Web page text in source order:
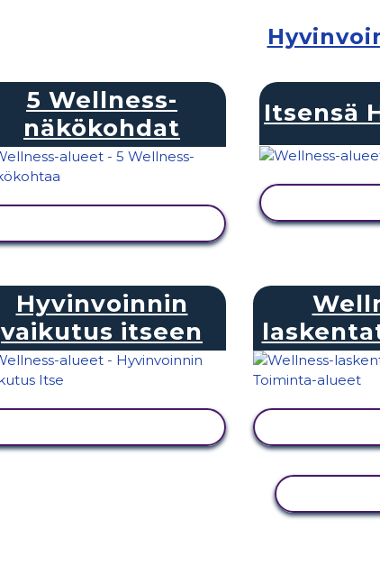
5 Wellness-
näkökohdat
Itsensä
Hyvinvoinnin
vaikutus itseen